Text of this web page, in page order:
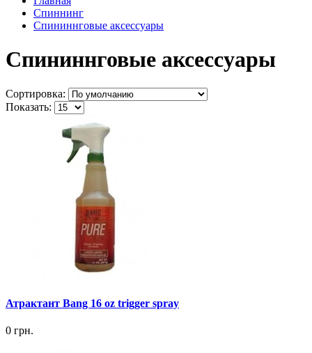
Спиннинг
Спининнговые аксессуары
Спининнговые аксессуары
Сортировка:
Показать:
Атрактант Bang 16 oz trigger spray
0 грн.